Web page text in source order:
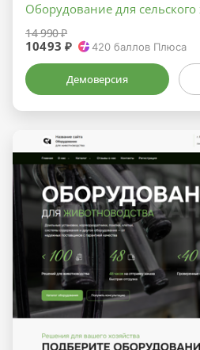
Оборудование для сельского
14 990 ₽
10493 ₽ 420 баллов Плюса
Демоверсия